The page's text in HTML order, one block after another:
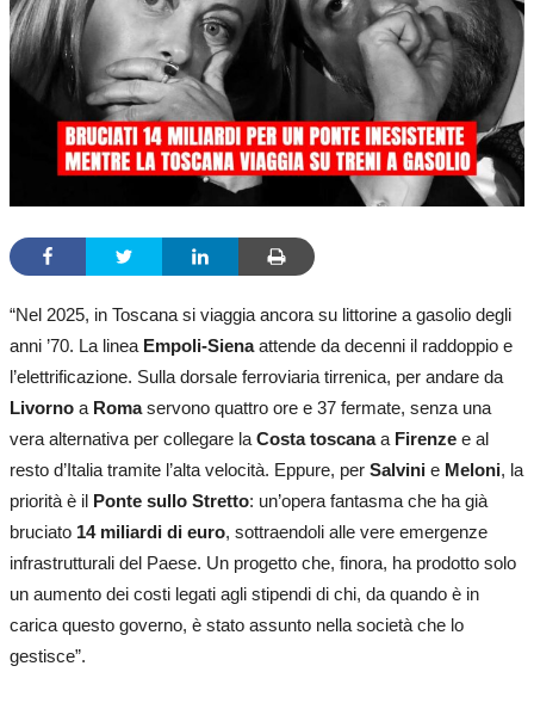
“Nel 2025, in Toscana si viaggia ancora su littorine a gasolio degli
anni ’70. La linea Empoli-Sienaattende da decenni il raddoppio e
l’elettrificazione. Sulla dorsale ferroviaria tirrenica, per andare da
Livorno a Romaservono quattro ore e 37 fermate, senza una
vera alternativa per collegare la Costa toscanaa Firenze e al
resto d’Italia tramite l’alta velocità. Eppure, per Salvini e Meloni, la
priorità è il Ponte sullo Stretto: un’opera fantasma che ha già
bruciato 14 miliardi di euro, sottraendoli alle vere emergenze
infrastrutturali del Paese. Un progetto che, finora, ha prodotto solo
un aumento dei costi legati agli stipendi di chi, da quando è in
carica questo governo, è stato assunto nella società che lo
gestisce”.